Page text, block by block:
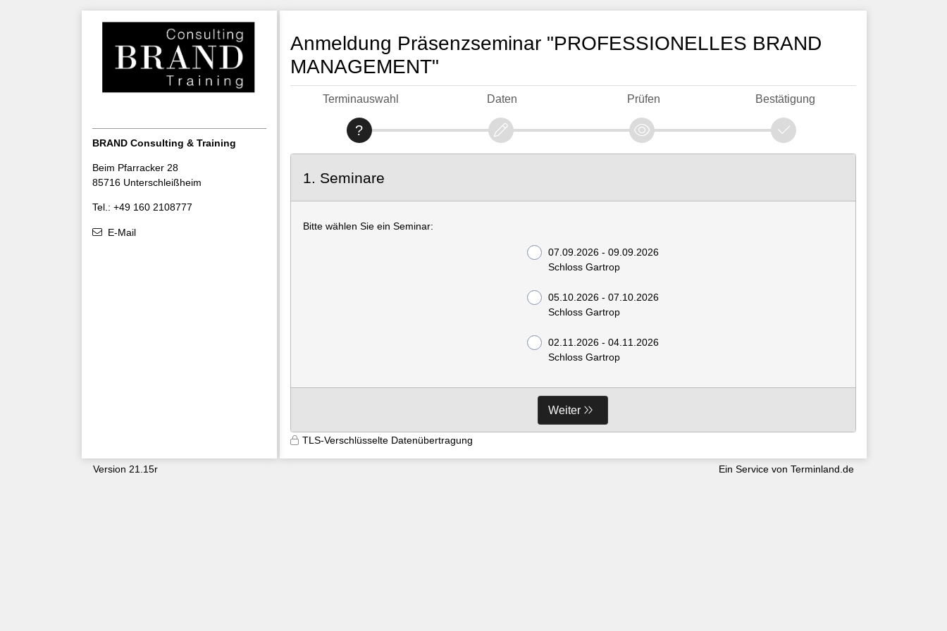
Anmeldung Präsenzseminar "PROFESSIONELLES BRAND
MANAGEMENT"
Terminauswahl Daten Prüfen Bestätigung
1. Seminare
Bitte wählen Sie ein Seminar:
07.09.2026 - 09.09.2026
Schloss Gartrop
05.10.2026 - 07.10.2026
Schloss Gartrop
02.11.2026 - 04.11.2026
Schloss Gartrop
Weiter
TLS-Verschlüsselte Datenübertragung
BRAND Consulting & Training
Beim Pfarracker 28
85716 Unterschleißheim
Tel.: +49 160 2108777
E-Mail
Version 21.15r Ein Service von Terminland.de